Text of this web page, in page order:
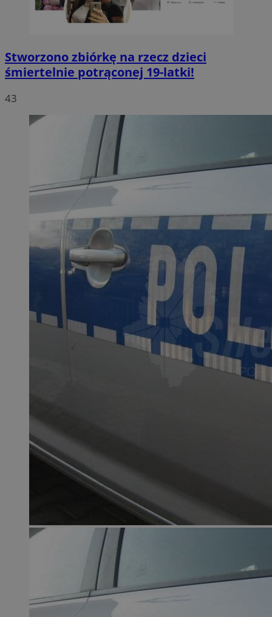
Stworzono zbiórkę na rzecz dzieci
śmiertelnie potrąconej 19-latki!
43